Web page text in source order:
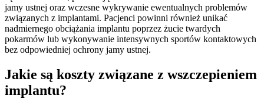
jamy ustnej oraz wczesne wykrywanie ewentualnych problemów
związanych z implantami. Pacjenci powinni również unikać
nadmiernego obciążania implantu poprzez żucie twardych
pokarmów lub wykonywanie intensywnych sportów kontaktowych
bez odpowiedniej ochrony jamy ustnej.
Jakie są koszty związane z wszczepieniem
implantu?